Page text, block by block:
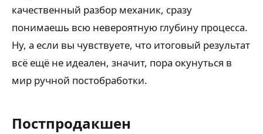
качественный разбор механик, сразу
понимаешь всю невероятную глубину процесса.
Ну, а если вы чувствуете, что итоговый результат
всё ещё не идеален, значит, пора окунуться в
мир ручной постобработки.
Постпродакшен